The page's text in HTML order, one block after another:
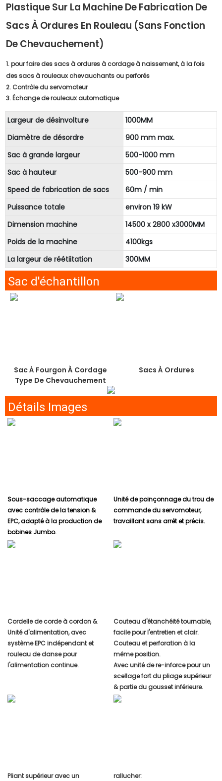
Plastique Sur La Machine De Fabrication De
Sacs À Ordures En Rouleau (sans Fonction
De Chevauchement)
1. pour faire des sacs à ordures à cordage à naissement, à la fois
des sacs à rouleaux chevauchants ou perforés
2. Contrôle du servomoteur
3. Échange de rouleaux automatique
Largeur de désinvolture
1000MM
Diamètre de désordre
900 mm max.
Sac à grande largeur
500-1000 mm
Sac à hauteur
500-900 mm
Speed ​​de fabrication de sacs
60m / min
Puissance totale
environ 19 kW
Dimension machine
14500 x 2800 x3000MM
Poids de la machine
4100kgs
La largeur de réétiitation
300MM
Sac d'échantillon
Sac À Fourgon À Cordage
Type De Chevauchement
Sacs À Ordures
Détails Images
Sous-saccage automatique
avec contrôle de la tension &
EPC, adapté à la production de
bobines Jumbo.
Unité de poinçonnage du trou de
commande du servomoteur,
travaillant sans arrêt et précis.
Cordelle de corde à cordon &
Unité d'alimentation, avec
système EPC indépendant et
rouleau de danse pour
l'alimentation continue.
Couteau d'étanchéité tournable,
facile pour l'entretien et clair.
Couteau et perforation à la
même position.
Avec unité de re-inforce pour un
scellage fort du pliage supérieur
& partie du gousset inférieure.
Pliant supérieur avec un rallucher: